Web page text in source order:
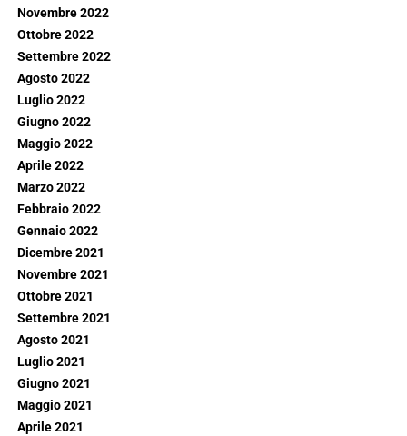
Novembre 2022
Ottobre 2022
Settembre 2022
Agosto 2022
Luglio 2022
Giugno 2022
Maggio 2022
Aprile 2022
Marzo 2022
Febbraio 2022
Gennaio 2022
Dicembre 2021
Novembre 2021
Ottobre 2021
Settembre 2021
Agosto 2021
Luglio 2021
Giugno 2021
Maggio 2021
Aprile 2021